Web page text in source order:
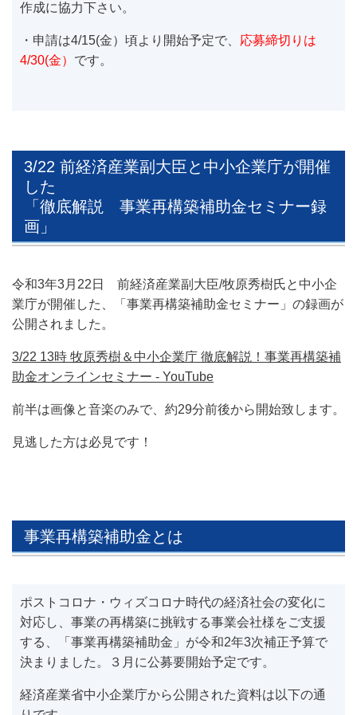
作成に協力下さい。
・申請は4/15(金）頃より開始予定で、 応募締切りは
4/30(金） です。
3/22 前経済産業副大臣と中小企業庁が開催
した
「徹底解説 事業再構築補助金セミナー録
画」
令和3年3月22日 前経済産業副大臣/牧原秀樹氏と 中小企
業庁が開催した、「事業再構築補助金セミナー」の録画が
公開されました。
3/22 13時 牧原秀樹＆中小企業庁 徹底解説！事業再構築補
助金オンラインセミナー - YouTube
前半は画像と音楽のみで、約29分前後から開始致します。
見逃した方は必見です！
事業再構築補助金とは
ポストコロナ・ウィズコロナ時代の経済社会の変化に
対応し、事業の再構築に挑戦する事業会社様をご支援
する、「事業再構築補助金」が令和2年3次補正予算で
決まりました。３月に公募要開始予定です。
経済産業省中小企業庁から公開された資料は以下の通